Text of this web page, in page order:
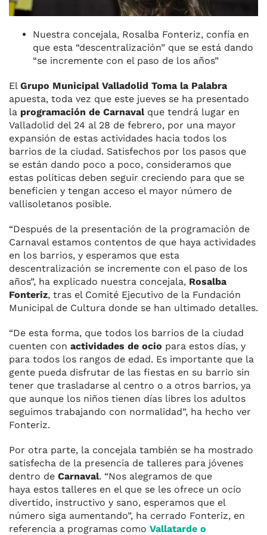
Nuestra concejala, Rosalba Fonteriz, confía en
que esta “descentralización” que se está dando
“se incremente con el paso de los años”
El Grupo Municipal Valladolid Toma la Palabra
apuesta, toda vez que este jueves se ha presentado
la programación de Carnavalque tendrá lugar en
Valladolid del 24 al 28 de febrero, por una mayor
expansión de estas actividades hacia todos los
barrios de la ciudad. Satisfechos por los pasos que
se están dando poco a poco, consideramos que
estas políticas deben seguir creciendo para que se
beneficien y tengan acceso el mayor número de
vallisoletanos posible.
“Después de la presentación de la programación de
Carnaval estamos contentos de que haya actividades
en los barrios, y esperamos que esta
descentralización se incremente con el paso de los
años”, ha explicado nuestra concejala, Rosalba
Fonteriz, tras el Comité Ejecutivo de la Fundación
Municipal de Cultura donde se han ultimado detalles.
“De esta forma, que todos los barrios de la ciudad
cuenten con actividades de ocio para estos días, y
para todos los rangos de edad. Es importante que la
gente pueda disfrutar de las fiestas en su barrio sin
tener que trasladarse al centro o a otros barrios, ya
que aunque los niños tienen días libres los adultos
seguimos trabajando con normalidad”, ha hecho ver
Fonteriz.
Por otra parte, la concejala también se ha mostrado
satisfecha de la presencia de talleres para jóvenes
dentro de Carnaval. “Nos alegramos de que
haya estos talleres en el que se les ofrece un ocio
divertido, instructivo y sano, esperamos que el
número siga aumentando”, ha cerrado Fonteriz, en
referencia a programas como Vallatarde o